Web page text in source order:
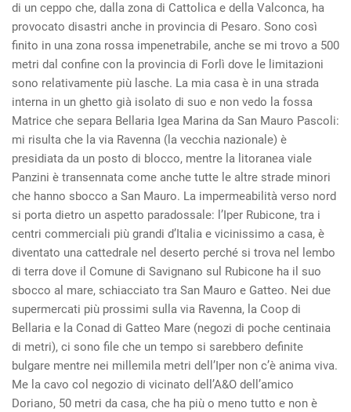
di un ceppo che, dalla zona di Cattolica e della Valconca, ha
provocato disastri anche in provincia di Pesaro. Sono così
finito in una zona rossa impenetrabile, anche se mi trovo a 500
metri dal confine con la provincia di Forlì dove le limitazioni
sono relativamente più lasche. La mia casa è in una strada
interna in un ghetto già isolato di suo e non vedo la fossa
Matrice che separa Bellaria Igea Marina da San Mauro Pascoli:
mi risulta che la via Ravenna (la vecchia nazionale) è
presidiata da un posto di blocco, mentre la litoranea viale
Panzini è transennata come anche tutte le altre strade minori
che hanno sbocco a San Mauro. La impermeabilità verso nord
si porta dietro un aspetto paradossale: l’Iper Rubicone, tra i
centri commerciali più grandi d’Italia e vicinissimo a casa, è
diventato una cattedrale nel deserto perché si trova nel lembo
di terra dove il Comune di Savignano sul Rubicone ha il suo
sbocco al mare, schiacciato tra San Mauro e Gatteo. Nei due
supermercati più prossimi sulla via Ravenna, la Coop di
Bellaria e la Conad di Gatteo Mare (negozi di poche centinaia
di metri), ci sono file che un tempo si sarebbero definite
bulgare mentre nei millemila metri dell’Iper non c’è anima viva.
Me la cavo col negozio di vicinato dell’A&O dell’amico
Doriano, 50 metri da casa, che ha più o meno tutto e non è